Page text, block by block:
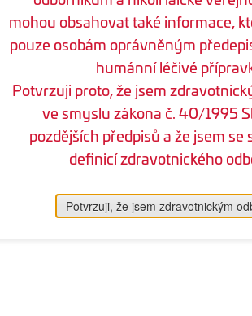
mohou obsahovat také informace,
pouze osobám oprávněným
humánní léčivé
Potvrzuji proto, že jsem
ve smyslu zákona č. 40/1995
pozdějších předpisů a že jsem se
definicí zdravotnického
Potvrzuji, že jsem zdravotnickým